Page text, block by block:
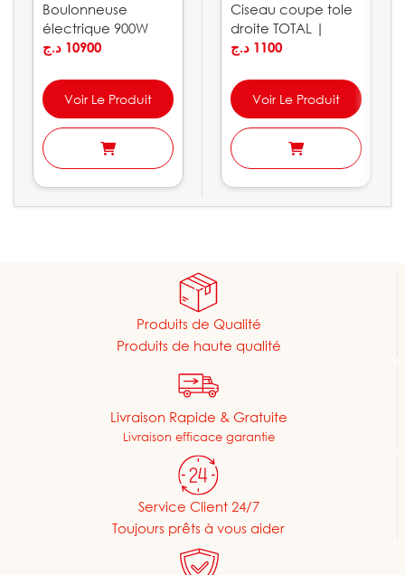
Boulonneuse
électrique 900W
320Nm CROWN |
10900 د.ج
Voir Le Produit
Ciseau coupe tole
droite TOTAL |
THT523106
1100 د.ج
Voir Le Produit
Produits de Qualité
Produits de haute qualité
Livraison Rapide & Gratuite
Livraison efficace garantie
Service Client 24/7
Toujours prêts à vous aider